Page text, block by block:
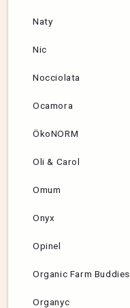
Naty
Nic
Nocciolata
Ocamora
ÖkoNORM
Oli & Carol
Omum
Onyx
Opinel
Organic Farm Buddies
Organyc